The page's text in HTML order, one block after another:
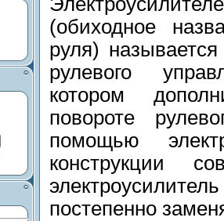
(обиходное
руля)
рулевого
котором
повороте
помощью
конструкции
постепенно